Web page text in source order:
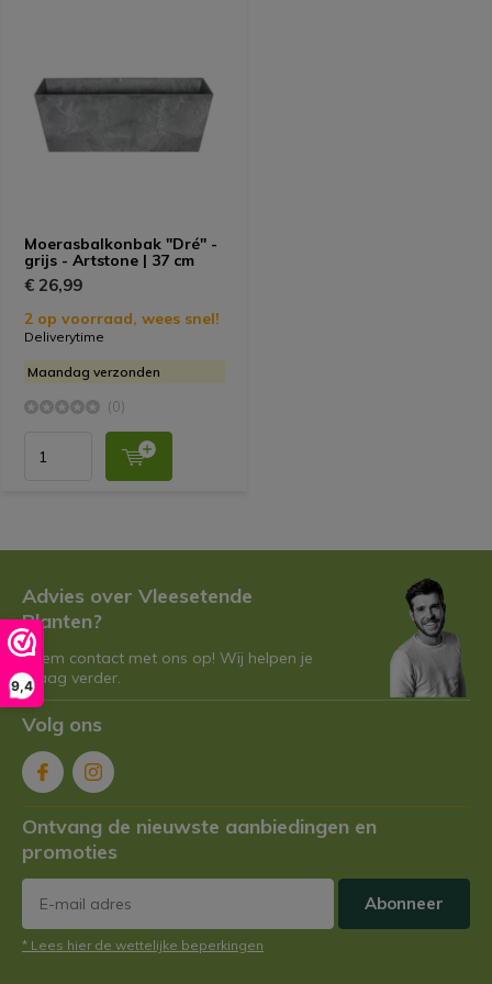
9,4
Moerasbalkonbak "Dré" -
grijs - Artstone | 37 cm
€ 26,99
2 op voorraad, wees snel!
Deliverytime
Maandag verzonden
(0)
Advies over Vleesetende
Planten?
Neem contact met ons op! Wij helpen je
graag verder.
Volg ons
Ontvang de nieuwste aanbiedingen en
promoties
Abonneer
* Lees hier de wettelijke beperkingen